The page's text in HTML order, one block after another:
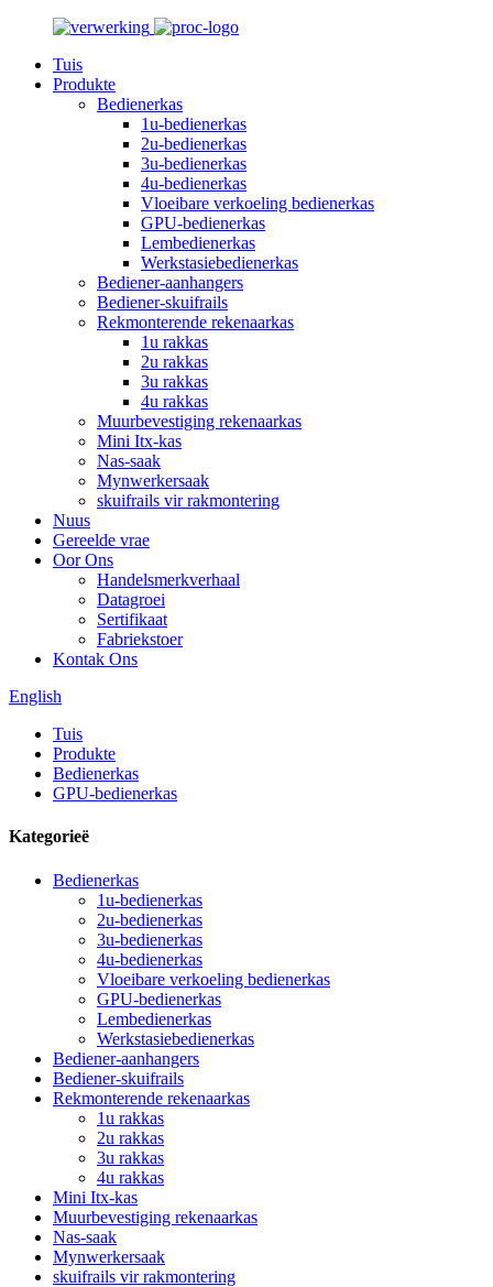
Tuis
Produkte
Bedienerkas
1u-bedienerkas
2u-bedienerkas
3u-bedienerkas
4u-bedienerkas
Vloeibare verkoeling bedienerkas
GPU-bedienerkas
Lembedienerkas
Werkstasiebedienerkas
Bediener-aanhangers
Bediener-skuifrails
Rekmonterende rekenaarkas
1u rakkas
2u rakkas
3u rakkas
4u rakkas
Muurbevestiging rekenaarkas
Mini Itx-kas
Nas-saak
Mynwerkersaak
skuifrails vir rakmontering
Nuus
Gereelde vrae
Oor Ons
Handelsmerkverhaal
Datagroei
Sertifikaat
Fabriekstoer
Kontak Ons
English
Tuis
Produkte
Bedienerkas
GPU-bedienerkas
Kategorieë
Bedienerkas
1u-bedienerkas
2u-bedienerkas
3u-bedienerkas
4u-bedienerkas
Vloeibare verkoeling bedienerkas
GPU-bedienerkas
Lembedienerkas
Werkstasiebedienerkas
Bediener-aanhangers
Bediener-skuifrails
Rekmonterende rekenaarkas
1u rakkas
2u rakkas
3u rakkas
4u rakkas
Mini Itx-kas
Muurbevestiging rekenaarkas
Nas-saak
Mynwerkersaak
skuifrails vir rakmontering